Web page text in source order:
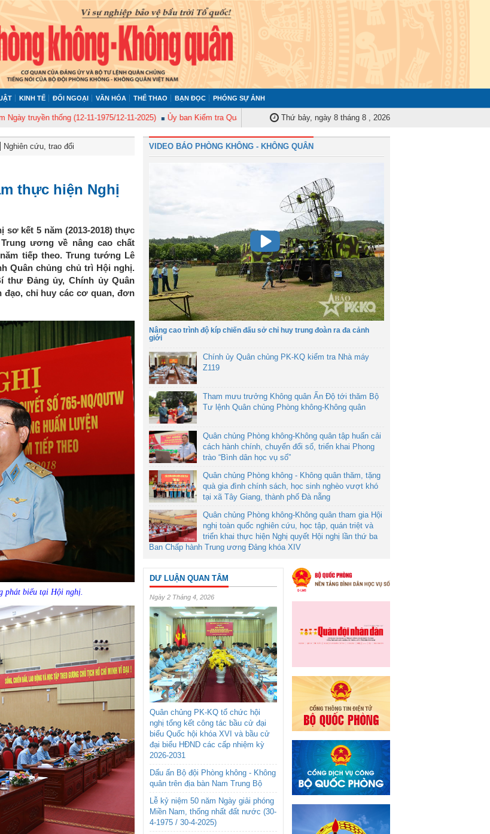
KINH TẾ ĐỐI NGOẠI VĂN HÓA THỂ THAO BẠN ĐỌC PHÓNG SỰ ẢNH
thống (12-11-1975/12-11-2025) Ủy ban Kiểm tra Quân ủy Trung ương tập huấn nghiệp vụ công tác kiểm tra, giám sát năm 2025
Thứ bảy, ngày 8 tháng 8 , 2026
Nghiên cứu, trao đổi
thực hiện Nghị
sơ kết 5 năm (2013-2018) thực
ương về nâng cao chất
tiếp theo. Trung tướng Lê
Quân chủng chủ trì Hội nghị.
thư Đảng ủy, Chính ủy Quân
đạo, chỉ huy các cơ quan, đơn
phát biểu tại Hội nghị.
VIDEO BÁO PHÒNG KHÔNG - KHÔNG QUÂN
Nâng cao trình độ kíp chiến đấu sở chỉ huy trung đoàn ra đa cảnh
giới
Chính ủy Quân chủng PK-KQ kiểm tra Nhà máy
Z119
Tham mưu trưởng Không quân Ấn Độ tới thăm Bộ
Tư lệnh Quân chủng Phòng không-Không quân
Quân chủng Phòng không-Không quân tập huấn cải
cách hành chính, chuyển đổi số, triển khai Phong
trào “Bình dân học vụ số”
Quân chủng Phòng không - Không quân thăm, tặng
quà gia đình chính sách, học sinh nghèo vượt khó
tại xã Tây Giang, thành phố Đà nẵng
Quân chủng Phòng không-Không quân tham gia Hội
nghị toàn quốc nghiên cứu, học tập, quán triệt và
triển khai thực hiện Nghị quyết Hội nghị lần thứ ba
Ban Chấp hành Trung ương Đảng khóa XIV
DƯ LUẬN QUAN TÂM
Ngày 2 Tháng 4, 2026
Quân chủng PK-KQ tổ chức hội
nghị tổng kết công tác bầu cử đại
biểu Quốc hội khóa XVI và bầu cử
đại biểu HĐND các cấp nhiệm kỳ
2026-2031
Dấu ấn Bộ đội Phòng không - Không
quân trên địa bàn Nam Trung Bộ
Lễ kỷ niệm 50 năm Ngày giải phóng
Miền Nam, thống nhất đất nước (30-
4-1975 / 30-4-2025)